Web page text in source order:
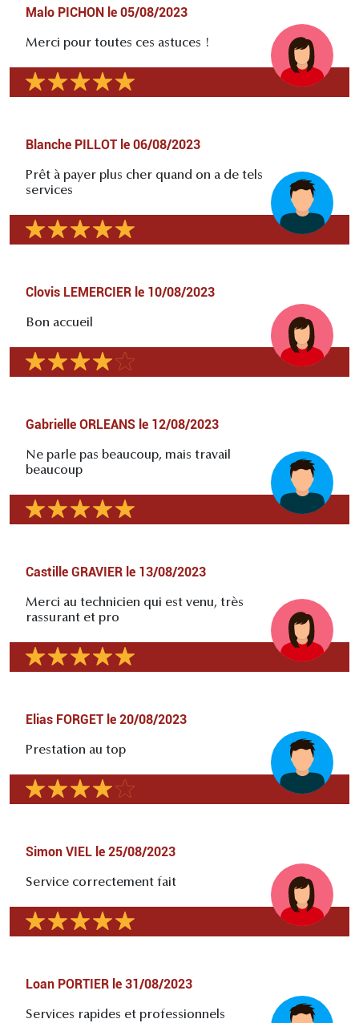
Malo PICHON le 05/08/2023
Merci pour toutes ces astuces !
Blanche PILLOT le 06/08/2023
Prêt à payer plus cher quand on a de tels
services
Clovis LEMERCIER le 10/08/2023
Bon accueil
Gabrielle ORLEANS le 12/08/2023
Ne parle pas beaucoup, mais travail
beaucoup
Castille GRAVIER le 13/08/2023
Merci au technicien qui est venu, très
rassurant et pro
Elias FORGET le 20/08/2023
Prestation au top
Simon VIEL le 25/08/2023
Service correctement fait
Loan PORTIER le 31/08/2023
Services rapides et professionnels